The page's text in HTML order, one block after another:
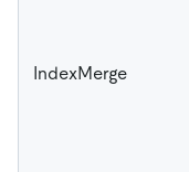
IndexMerge